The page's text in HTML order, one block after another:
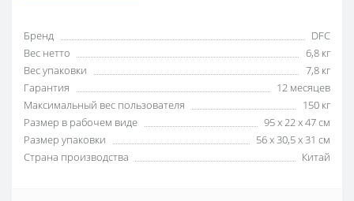
Бренд
DFC
Вес нетто
6,8 кг
Вес упаковки
7,8 кг
Гарантия
12 месяцев
Максимальный вес пользователя
150 кг
Размер в рабочем виде
95 x 22 x 47 см
Размер упаковки
56 х 30,5 х 31 см
Страна производства
Китай